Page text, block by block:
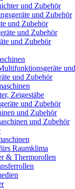
und Zubehör
und Zubehör
und Zubehör
und Zubehör
und Zubehör
und Zubehör
Zeigestäbe
und Zubehör
und Zubehör
und Zubehör
Raumklima
& Thermorollen